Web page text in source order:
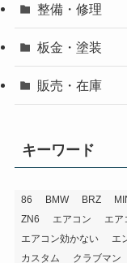
整備・修理
板金・塗装
販売・在庫
キーワード
86 BMW BRZ
ZN6
エアコン エア
エアコン効かない
エ
カスタム
クラブマン